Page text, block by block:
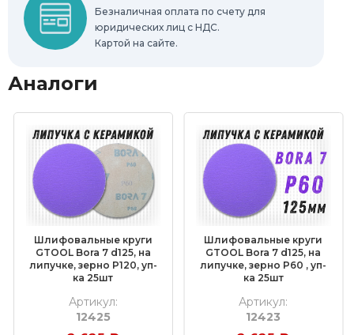
Безналичная оплата по счету для
юридических лиц с НДС.
Картой на сайте.
Аналоги
Шлифовальные круги
GTOOL Bora 7 d125, на
липучке, зерно P120, уп-
ка 25шт
Артикул:
12425
Шлифовальные круги
GTOOL Bora 7 d125, на
липучке, зерно P60 , уп-
ка 25шт
Артикул:
12423